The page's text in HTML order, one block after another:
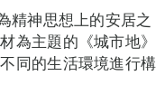
精神思想上的安居之
為主題的《城市地》
同的生活環境進行構